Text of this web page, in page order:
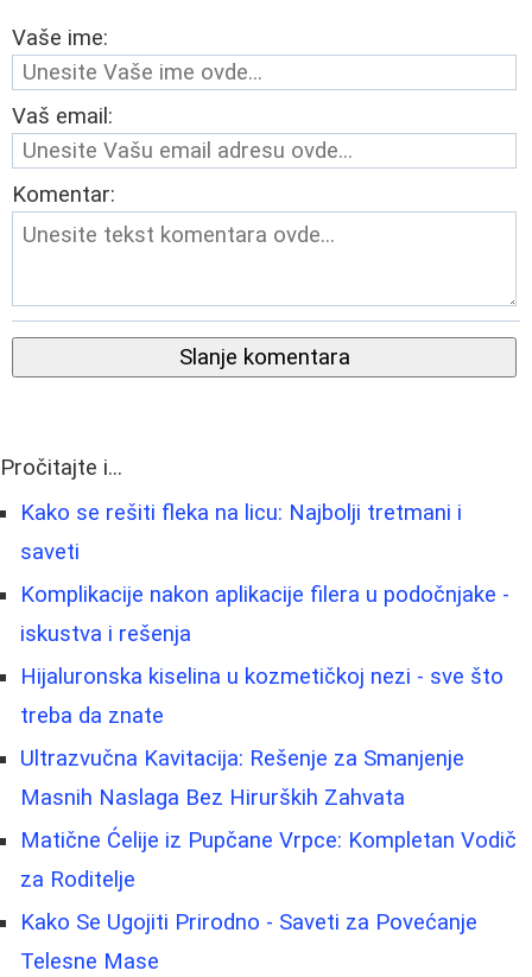
Vaše ime:
Vaš email:
Komentar:
Slanje komentara
Pročitajte i...
Kako se rešiti fleka na licu: Najbolji tretmani i
saveti
Komplikacije nakon aplikacije filera u podočnjake -
iskustva i rešenja
Hijaluronska kiselina u kozmetičkoj nezi - sve što
treba da znate
Ultrazvučna Kavitacija: Rešenje za Smanjenje
Masnih Naslaga Bez Hirurških Zahvata
Matične Ćelije iz Pupčane Vrpce: Kompletan Vodič
za Roditelje
Kako Se Ugojiti Prirodno - Saveti za Povećanje
Telesne Mase